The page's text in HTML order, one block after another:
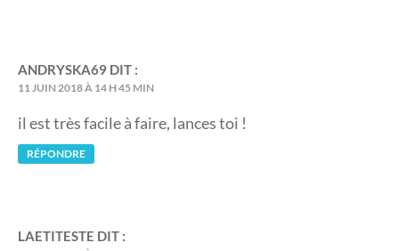
ANDRYSKA69 DIT :
11 JUIN 2018 À 14 H 45 MIN
il est très facile à faire, lances toi !
RÉPONDRE
LAETITESTE DIT :